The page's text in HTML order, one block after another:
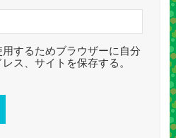
するためブラウザーに自分
ス、サイトを保存する。